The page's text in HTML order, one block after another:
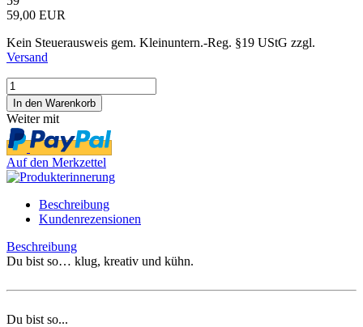
59,00 EUR
Kein Steuerausweis gem. Kleinuntern.-Reg. §19 UStG zzgl.
Versand
Weiter mit
Auf den Merkzettel
Beschreibung
Kundenrezensionen
Beschreibung
Du bist so… klug, kreativ und kühn.
Du bist so...